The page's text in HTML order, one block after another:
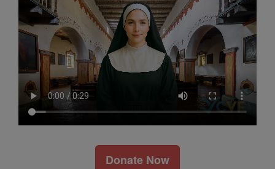
Donate Now